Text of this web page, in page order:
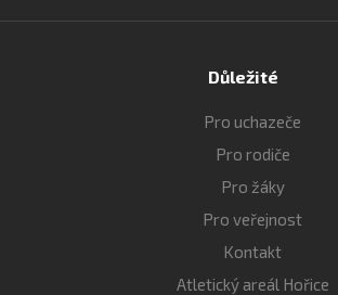
Důležité
Pro uchazeče
Pro rodiče
Pro žáky
Pro veřejnost
Kontakt
Atletický areál Hořice